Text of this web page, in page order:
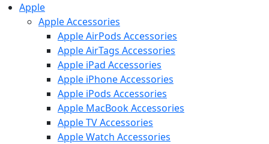
Apple
Apple Accessories
Apple AirPods Accessories
Apple AirTags Accessories
Apple iPad Accessories
Apple iPhone Accessories
Apple iPods Accessories
Apple MacBook Accessories
Apple TV Accessories
Apple Watch Accessories